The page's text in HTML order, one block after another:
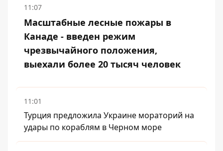
11:07
Масштабные лесные пожары в
Канаде - введен режим
чрезвычайного положения,
выехали более 20 тысяч человек
11:01
Турция предложила Украине мораторий на
удары по кораблям в Черном море